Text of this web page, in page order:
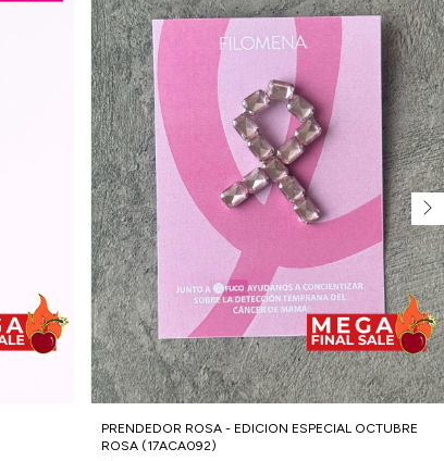
PRENDEDOR ROSA - EDICION ESPECIAL OCTUBRE
ROSA (17ACA092)